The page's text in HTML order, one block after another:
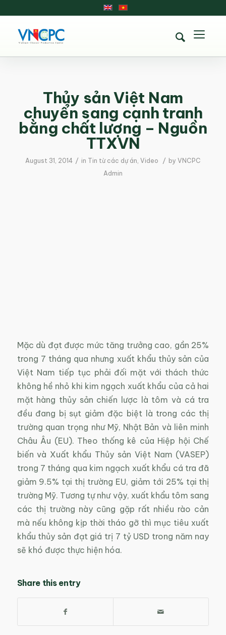
Thủy sản Việt Nam
chuyển sang cạnh tranh
bằng chất lượng – Nguồn
TTXVN
August 31, 2014 / in Tin từ các dự án, Video / by VNCPC
Admin
Mặc dù đạt được mức tăng trưởng cao, gần 25%
trong 7 tháng qua nhưng xuất khẩu thủy sản của
Việt Nam tiếp tục phải đối mặt với thách thức
không hề nhỏ khi kim ngạch xuất khẩu của cả hai
mặt hàng thủy sản chiến lược là tôm và cá tra
đều đang bị sụt giảm đặc biệt là trong các thị
trường quan trọng như Mỹ, Nhật Bản và liên minh
Châu Âu (EU). Theo thống kê của Hiệp hội Chế
biến và Xuất khẩu Thủy sản Việt Nam (VASEP)
trong 7 tháng qua kim ngạch xuất khẩu cá tra đã
giảm 9.5% tại thị trường EU, giảm tới 25% tại thị
trường Mỹ. Tương tự như vậy, xuất khẩu tôm sang
các thị trường này cũng gặp rất nhiều rào cản
mà nếu không kịp thời tháo gỡ thì mục tiêu xuất
khẩu thủy sản đạt giá trị 7 tỷ USD trong năm nay
sẽ khó được thực hiện hóa.
Share this entry